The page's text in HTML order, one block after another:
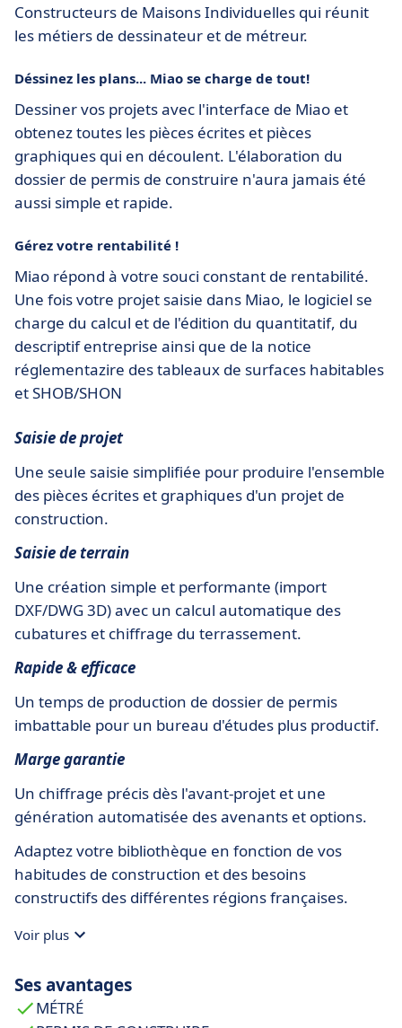
Constructeurs de Maisons Individuelles qui réunit
les métiers de dessinateur et de métreur.
Déssinez les plans... Miao se charge de tout!
Dessiner vos projets avec l'interface de Miao et
obtenez toutes les pièces écrites et pièces
graphiques qui en découlent. L'élaboration du
dossier de permis de construire n'aura jamais été
aussi simple et rapide.
Gérez votre rentabilité !
Miao répond à votre souci constant de rentabilité.
Une fois votre projet saisie dans Miao, le logiciel se
charge du calcul et de l'édition du quantitatif, du
descriptif entreprise ainsi que de la notice
réglementazire des tableaux de surfaces habitables
et SHOB/SHON
Saisie de projet
Une seule saisie simplifiée pour produire l'ensemble
des pièces écrites et graphiques d'un projet de
construction.
Saisie de terrain
Une création simple et performante (import
DXF/DWG 3D) avec un calcul automatique des
cubatures et chiffrage du terrassement.
Rapide & efficace
Un temps de production de dossier de permis
imbattable pour un bureau d'études plus productif.
Marge garantie
Un chiffrage précis dès l'avant-projet et une
génération automatisée des avenants et options.
Adaptez votre bibliothèque en fonction de vos
habitudes de construction et des besoins
constructifs des différentes régions françaises.
Voir plus
Ses avantages
MÉTRÉ